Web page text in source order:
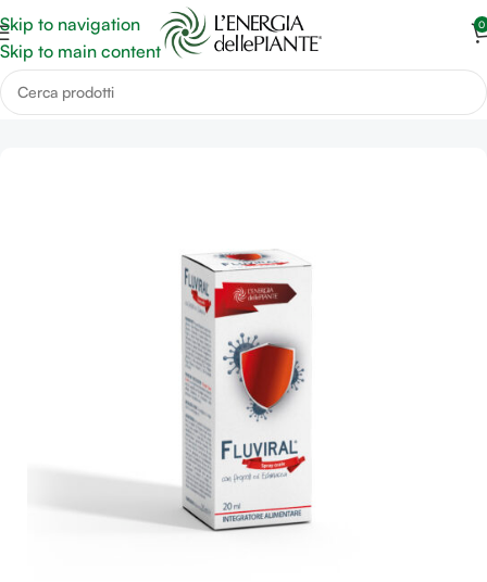
Skip to navigation
Skip to main content
0
Home Benessere di Naso, Gola e Raffreddore